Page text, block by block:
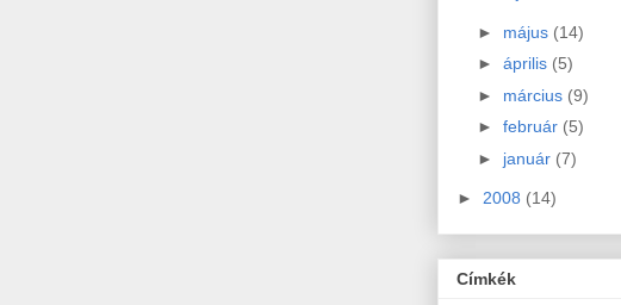
► május (14)
► április (5)
► március (9)
► február (5)
► január (7)
► 2008 (14)
Címkék